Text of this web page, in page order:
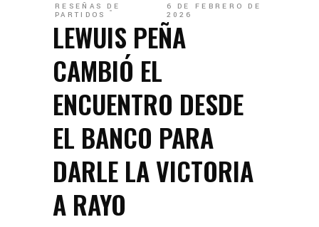
RESEÑAS DE
PARTIDOS
6 DE FEBRERO DE
2026
LEWUIS PEÑA
CAMBIÓ EL
ENCUENTRO DESDE
EL BANCO PARA
DARLE LA VICTORIA
A RAYO